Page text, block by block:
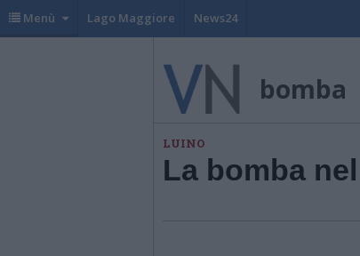
Menù Lago Maggiore News24
bomba
LUINO
La bomba